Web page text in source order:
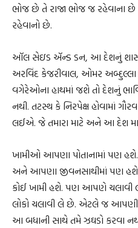
ભોજ છે તે રાજા ભોજ જ રહેવાના
રહેવાનો છે.
ઑલ સેઇડ ઍન્ડ ડન, આ દેશનું શાસન
અરવિંદ કેજરીવાલ, ઓમર અબ્દુલ્લા
વગેરેઓના હાથમાં જશે તો દેશનું
નથી. તટસ્થ કે નિરપેક્ષ હોવામાં
લઈએ. જે તમારા માટે અને આ દેશ
ખામીઓ આપણા પોતાનામાં પણ
અને આપણા જીવનસાથીમાં પણ હશે.
કોઈ ખામી હશે. પણ આપણે
લોકો ચલાવી લે છે. એટલે જ
આ બધાની સાથે તમે ઝઘડો કરવા